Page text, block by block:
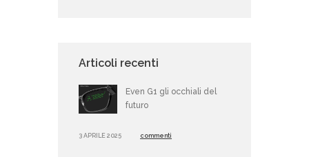
Articoli recenti
Even G1 gli occhiali del
futuro
3 APRILE 2025 commenti